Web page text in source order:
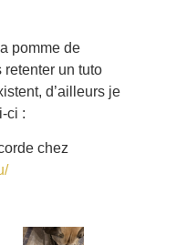
pomme de
un tuto
d’ailleurs je
ci :
chez